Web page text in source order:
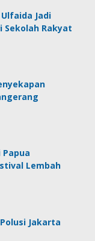
Jadi
Sekolah Rakyat
Lembah
Jakarta